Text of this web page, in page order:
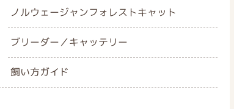
ノルウェージャンフォレストキャット
ブリーダー／キャッテリー
飼い方ガイド